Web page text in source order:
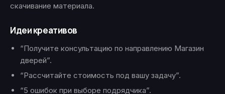
скачивание материала.
Идеи креативов
“Получите консультацию по направлению Магазин
дверей”.
“Рассчитайте стоимость под вашу задачу”.
“5 ошибок при выборе подрядчика”.